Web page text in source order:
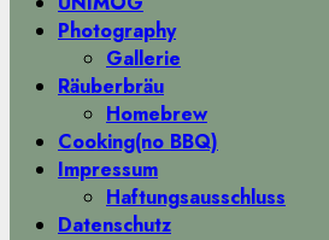
Photography
Gallerie
Räuberbräu
Homebrew
Cooking(no BBQ)
Impressum
Haftungsausschluss
Datenschutz